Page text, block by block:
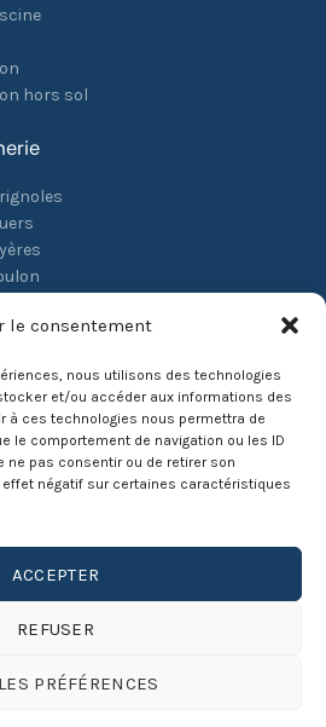
le consentement
nous utilisons des technologies
et/ou accéder aux informations des
à ces technologies nous permettra de
le comportement de navigation ou les ID
ne pas consentir ou de retirer son
négatif sur certaines caractéristiques
ACCEPTER
REFUSER
PRÉFÉRENCES
hors sol
: 45108406500023 - Code APE :
générale et gros oeuvre de bâtiment
-InfoGreffe -Page Jaune
réalise la construction de tous
( Toulon, Hyères, La Crau, St Raphael,
les Bouches du Rhônes ( Marseille,
Kalam Conseil